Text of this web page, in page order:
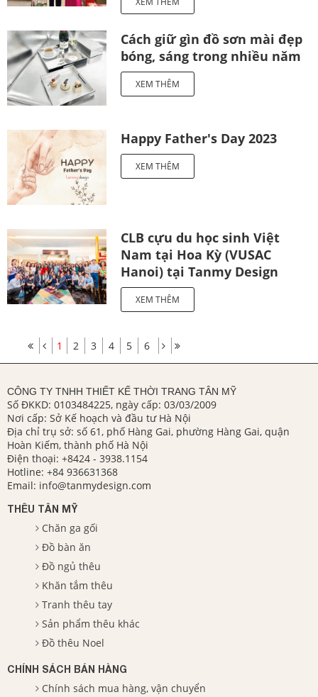
Cách giữ gìn đồ sơn mài đẹp
bóng, sáng trong nhiều năm
XEM THÊM
Happy Father's Day 2023
XEM THÊM
CLB cựu du học sinh Việt
Nam tại Hoa Kỳ (VUSAC
Hanoi) tại Tanmy Design
XEM THÊM
1 2 3 4 5 6
CÔNG TY TNHH THIẾT KẾ THỜI TRANG TÂN MỸ
Số ĐKKD: 0103484225, ngày cấp: 03/03/2009
Nơi cấp: Sở Kế hoạch và đầu tư Hà Nội
Địa chỉ trụ sở: số 61, phố Hàng Gai, phường Hàng Gai, quận
Hoàn Kiếm, thành phố Hà Nội
Điện thoại: +8424 - 3938.1154
Hotline: +84 936631368
Email: info@tanmydesign.com
THÊU TÂN MỸ
Chăn ga gối
Đồ bàn ăn
Đồ ngủ thêu
Khăn tắm thêu
Tranh thêu tay
Sản phẩm thêu khác
Đồ thêu Noel
CHÍNH SÁCH BÁN HÀNG
Chính sách mua hàng, vận chuyển